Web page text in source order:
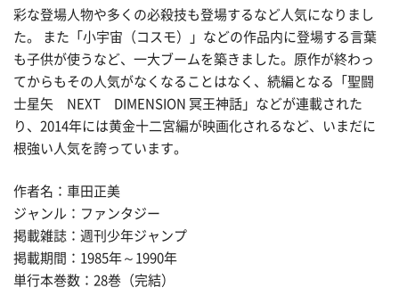
彩な登場人物や多くの必殺技も登場するなど人気になりまし
た。 また「小宇宙（コスモ）」などの作品内に登場する言葉
も子供が使うなど、一大ブームを築きました。原作が終わっ
てからもその人気がなくなることはなく、続編となる「聖闘
士星矢 NEXT DIMENSION 冥王神話」などが連載された
り、2014年には黄金十二宮編が映画化されるなど、いまだに
根強い人気を誇っています。
作者名：車田正美
ジャンル：ファンタジー
掲載雑誌：週刊少年ジャンプ
掲載期間：1985年～1990年
単行本巻数：28巻（完結）